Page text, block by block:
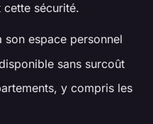
cette sécurité.
espace personnel
sans surcoût
y compris les